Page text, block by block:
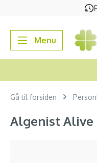
Gå til
Menu
Gå til forsiden
Algenist Alive